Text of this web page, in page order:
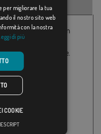
disponibile in
a 150x300
e made in Europe.
Spagna, Cataluña
nelle seguenti
per migliorare la tua
il nostro sito web
con la nostra
di più
COOKIE